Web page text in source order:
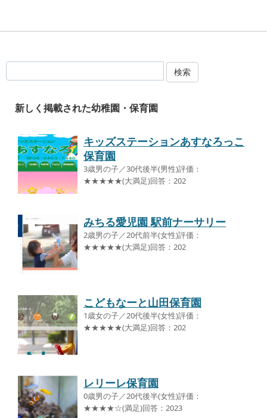
検索
新しく掲載された幼稚園・保育園
キッズステーションあすなろっこ
保育園
3歳男の子／30代後半(男性)評価：
★★★★★(大満足)回答：202
みちる愛児園 駅前ナーサリー
2歳男の子／20代前半(女性)評価：
★★★★★(大満足)回答：202
こどもなーと山田保育園
1歳女の子／20代後半(女性)評価：
★★★★★(大満足)回答：202
レリーレ保育園
0歳男の子／20代後半(女性)評価：
★★★★☆(満足)回答：2023